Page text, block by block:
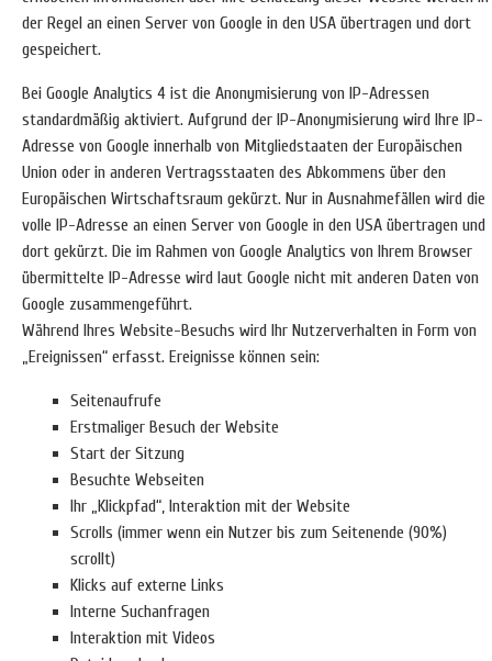
der Regel an einen Server von Google in den USA übertragen und dort
gespeichert.
Bei Google Analytics 4 ist die Anonymisierung von IP-Adressen
standardmäßig aktiviert. Aufgrund der IP-Anonymisierung wird Ihre IP-
Adresse von Google innerhalb von Mitgliedstaaten der Europäischen
Union oder in anderen Vertragsstaaten des Abkommens über den
Europäischen Wirtschaftsraum gekürzt. Nur in Ausnahmefällen wird die
volle IP-Adresse an einen Server von Google in den USA übertragen und
dort gekürzt. Die im Rahmen von Google Analytics von Ihrem Browser
übermittelte IP-Adresse wird laut Google nicht mit anderen Daten von
Google zusammengeführt.
Während Ihres Website-Besuchs wird Ihr Nutzerverhalten in Form von
„Ereignissen“ erfasst. Ereignisse können sein:
Seitenaufrufe
Erstmaliger Besuch der Website
Start der Sitzung
Besuchte Webseiten
Ihr „Klickpfad“, Interaktion mit der Website
Scrolls (immer wenn ein Nutzer bis zum Seitenende (90%)
scrollt)
Klicks auf externe Links
Interne Suchanfragen
Interaktion mit Videos